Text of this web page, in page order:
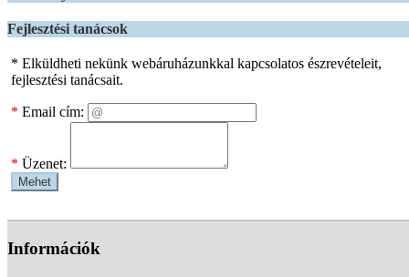
Fejlesztési tanácsok
* Elküldheti nekünk webáruházunkkal kapcsolatos észrevételeit,
fejlesztési tanácsait.
* Email cím:
* Üzenet:
Mehet
Információk